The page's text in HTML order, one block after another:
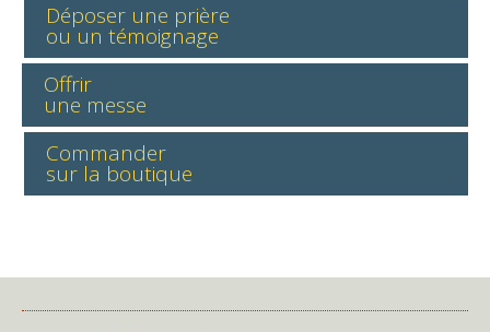
Déposer une prière
ou un témoignage
Offrir
une messe
Commander
sur la boutique